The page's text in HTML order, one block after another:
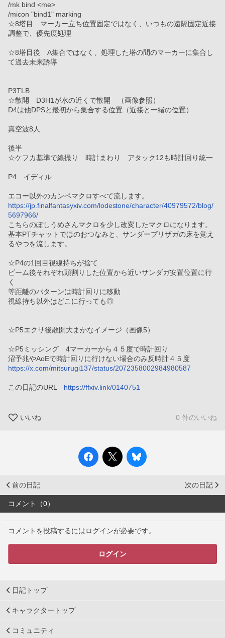
/mk bind <me>
/micon "bind1" marking
☆8塔目　マーカー立ち位置固定ではなく、いつもの遠隔固定近接
調整で、優先度処理
☆8塔目後　A集合ではなく、処理した塔の間のマーカーに集合し
て過去未来誘導
P3TLB
☆散開　D3H1が水の近くで散開　（画像参照）
D4は他DPSと最初から集合する位置（近接と一緒の位置）
真空波8人
後半
☆ケフカ基準で線撮り　時計まわり　アタック12も時計回り統一
P4　イディル
エコー以外のカンペマクロすべて流します。
https://jp.finalfantasyxiv.com/lodestone/character/40979572/blog/
5697966/
こちらのぽしうめさんマクロを少し改変したマクロになります。
基本PTチャットでほのおつなみと、サンダーブリザガの床を覚え
るやつを流します。
☆P4の1回目視線持ちが捨て
ビーム後それぞれ頭割りした位置から近いサンダガ安置位置に行
く
等距離のパターンは時計回りに移動
視線持ち以外はどこに行っても◎
☆P5エクサ後散開大まかなイメージ（画像5）
☆P5ミッシング　4マーカーから４５度で時計回り
沼予兆やAoEで時計回りに行けない場合のみ反時計４５度
https://x.com/mitsurugi137/status/2072358002984980587
この日記のURL https://ffxiv.link/0140751
いいね 0 件のいいね
前の日記 次の日記
コメント（0）
コメントを投稿するにはログインが必要です。
ログイン
日記トップ
キャラクタートップ
コミュニティ